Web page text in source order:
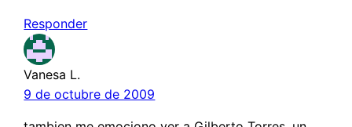
Responder
Vanesa L.
9 de octubre de 2009